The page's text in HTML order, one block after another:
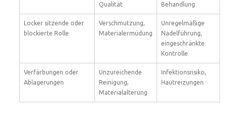
Qualität
Behandlung
Locker sitzende oder
blockierte Rolle
Verschmutzung,
Materialermüdung
Unregelmäßige
Nadelführung,
eingeschränkte
Kontrolle
Verfärbungen oder
Ablagerungen
Unzureichende
Reinigung,
Materialalterung
Infektionsrisiko,
Hautreizungen